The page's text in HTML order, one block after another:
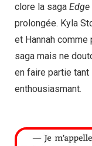
clore la saga
prolongée. Kyla
et Hannah
saga mais ne
en faire partie tant
enthousiasmant.